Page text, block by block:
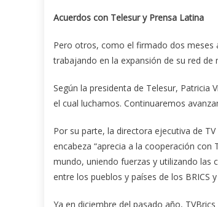
Acuerdos con Telesur y Prensa Latina
Pero otros, como el firmado dos meses
trabajando en la expansión de su red de
Según la presidenta de Telesur, Patricia
el cual luchamos. Continuaremos
Por su parte, la directora ejecutiva de
encabeza “aprecia a la cooperación
mundo, uniendo fuerzas y utilizando las
entre los pueblos y países de los BRICS y
Ya en diciembre del pasado año,